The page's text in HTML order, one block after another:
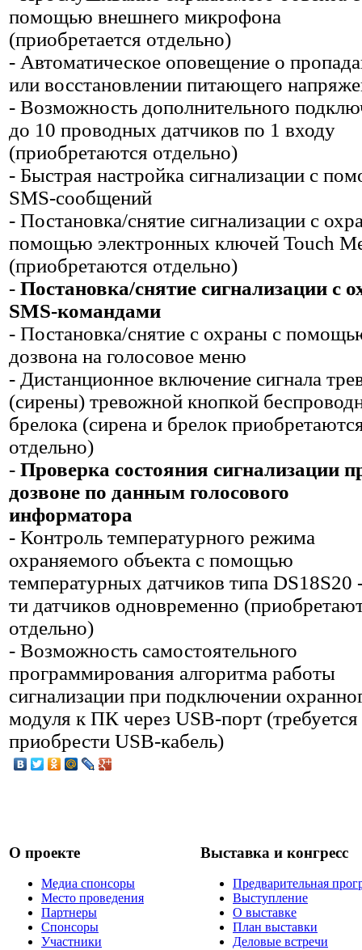
помощью внешнего микрофона
(приобретается отдельно)
- Автоматическое оповещение о
или восстановлении питающего
- Возможность дополнительного
до 10 проводных датчиков по 1 входу
(приобретаются отдельно)
- Быстрая настройка сигнализации с
SMS-сообщений
- Постановка/снятие сигнализации с
помощью электронных ключей Touch
(приобретаются отдельно)
- Постановка/снятие сигнализации с
SMS-командами
- Постановка/снятие с охраны с
дозвона на голосовое меню
- Дистанционное включение сигнала
(сирены) тревожной кнопкой
брелока (сирена и брелок
отдельно)
- Проверка состояния сигнализации
дозвоне по данным голосового
информатора
- Контроль температурного режима
охраняемого объекта с помощью
температурных датчиков типа DS18S20
ти датчиков одновременно
отдельно)
- Возможность самостоятельного
программирования алгоритма работы
сигнализации при подключении
модуля к ПК через USB-порт (требуется
приобрести USB-кабель)
О проекте
Медиа спонсоры
Место проведения
Партнеры
Спонсоры
Участники
Выставка и конгресс
Предварительная
Выступление
О выставке
План выставки
Деловые встречи